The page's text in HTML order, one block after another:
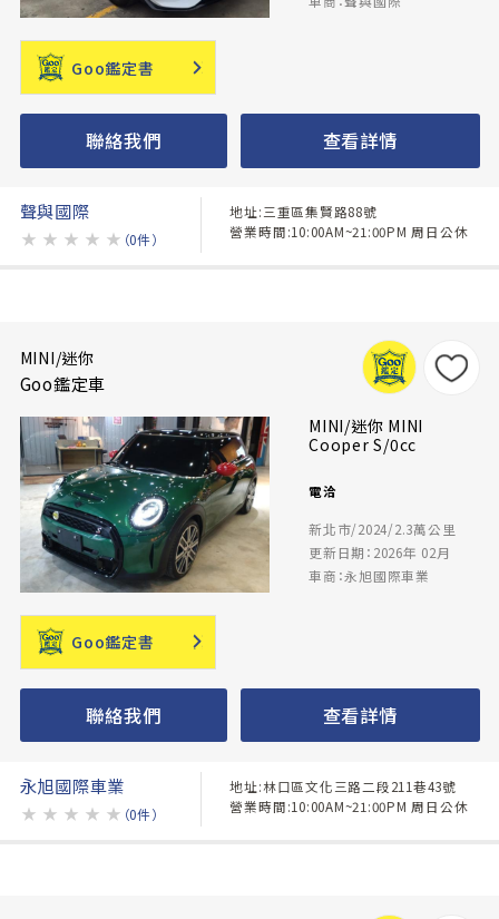
Goo鑑定書
聯絡我們 查看詳情
聲與國際
★ ★ ★ ★ ★ （0件）
地址:三重區集賢路88號
營業時間:10:00AM~21:00PM 周日公休
MINI/迷你
Goo鑑定車
MINI/迷你 MINI
Cooper S/0cc
電洽
新北市/2024/2.3萬公里
更新日期：2026年 02月
車商：永旭國際車業
Goo鑑定書
聯絡我們 查看詳情
永旭國際車業
★ ★ ★ ★ ★ （0件）
地址:林口區文化三路二段211巷43號
營業時間:10:00AM~21:00PM 周日公休